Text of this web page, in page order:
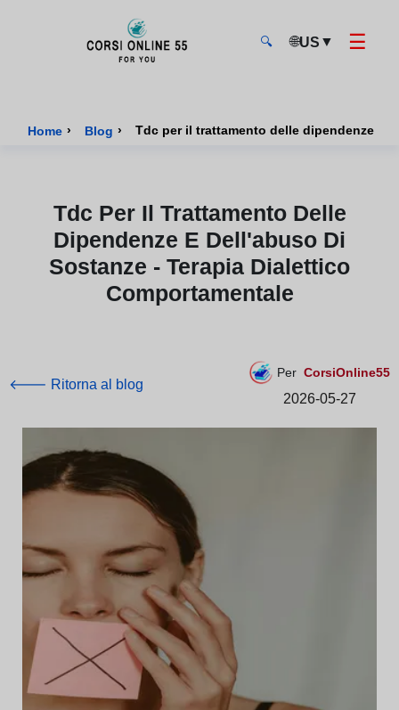
🔍 🌐US ▼ ☰
Home › Blog › Tdc per il trattamento delle dipendenze e
Tdc Per Il Trattamento Delle
Dipendenze E Dell'abuso Di
Sostanze - Terapia Dialettico
Comportamentale
🡐 Ritorna al blog
Per CorsiOnline55
2026-05-27